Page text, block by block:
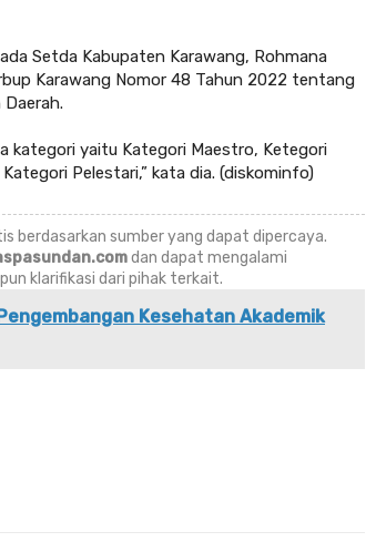
Setda Kabupaten Karawang, Rohmana
Karawang Nomor 48 Tahun 2022 tentang
kategori yaitu Kategori Maestro, Ketegori
Pelestari,” kata dia. (diskominfo)
berdasarkan sumber yang dapat dipercaya.
dan dapat mengalami
klarifikasi dari pihak terkait.
Kesehatan Akademik